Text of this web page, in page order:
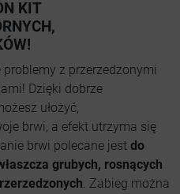
KIT
z przerzedzonymi
Dzięki dobrze
ułożyć,
brwi, a efekt utrzyma się
brwi polecane jest do
grubych, rosnących
. Zabieg można